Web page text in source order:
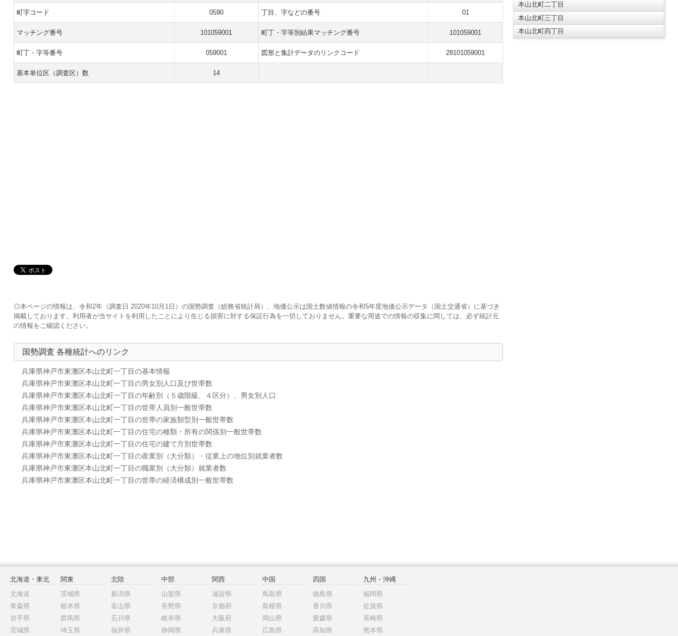
町字コード 0590 丁目、字などの番号 01
マッチング番号 101059001 町丁・字等別結果マッチング番号 101059001
町丁・字等番号 059001 図形と集計データのリンクコード 28101059001
基本単位区（調査区）数 14
◎本ページの情報は、令和2年（調査日 2020年10月1日）の国勢調査（総務省統計局）、地価公示は国土数値情報の令和5年度地価公示データ（国土交通省）に基づき
掲載しております。利用者が当サイトを利用したことにより生じる損害に対する保証行為を一切しておりません。重要な用途での情報の収集に関しては、必ず統計元
の情報をご確認ください。
国勢調査 各種統計へのリンク
兵庫県神戸市東灘区本山北町一丁目の基本情報
兵庫県神戸市東灘区本山北町一丁目の男女別人口及び世帯数
兵庫県神戸市東灘区本山北町一丁目の年齢別（５歳階級、４区分）、男女別人口
兵庫県神戸市東灘区本山北町一丁目の世帯人員別一般世帯数
兵庫県神戸市東灘区本山北町一丁目の世帯の家族類型別一般世帯数
兵庫県神戸市東灘区本山北町一丁目の住宅の種類・所有の関係別一般世帯数
兵庫県神戸市東灘区本山北町一丁目の住宅の建て方別世帯数
兵庫県神戸市東灘区本山北町一丁目の産業別（大分類）・従業上の地位別就業者数
兵庫県神戸市東灘区本山北町一丁目の職業別（大分類）就業者数
兵庫県神戸市東灘区本山北町一丁目の世帯の経済構成別一般世帯数
本山北町二丁目
本山北町三丁目
本山北町四丁目
北海道・東北
北海道
青森県
岩手県
宮城県
関東
茨城県
栃木県
群馬県
埼玉県
北陸
新潟県
富山県
石川県
福井県
中部
山梨県
長野県
岐阜県
静岡県
関西
滋賀県
京都府
大阪府
兵庫県
中国
鳥取県
島根県
岡山県
広島県
四国
徳島県
香川県
愛媛県
高知県
九州・沖縄
福岡県
佐賀県
長崎県
熊本県